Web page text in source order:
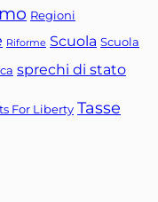
Regioni
Riforme Scuola Scuola
sprechi di stato
For Liberty Tasse